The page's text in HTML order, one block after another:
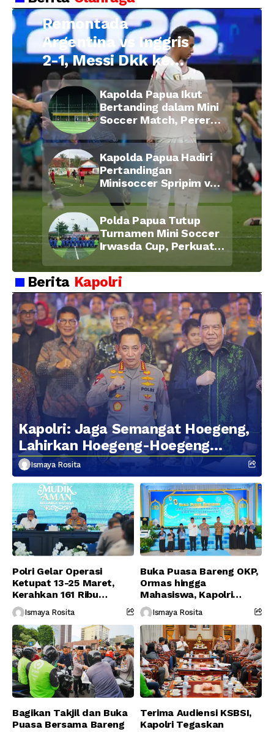
Remontada
Argentina vs Inggris
2-1, Messi Dkk ke
Final Piala Dunia
2026
Kapolda Papua Ikut
Bertanding dalam Mini
Soccer Match, Pererat
Kebersamaan Personel
di Bulan Ramadan
Kapolda Papua Hadiri
Pertandingan
Minisoccer Spripim vs
Bid Propam, Pererat
Soliditas dan
Kebersamaan Personel
Polda Papua Tutup
Turnamen Mini Soccer
Irwasda Cup, Perkuat
Kebersamaan Personel
Berita Kapolri
Kapolri: Jaga Semangat Hoegeng,
Lahirkan Hoegeng-Hoegeng
Berikutnya
Ismaya Rosita
Polri Gelar Operasi
Ketupat 13-25 Maret,
Kerahkan 161 Ribu
Personel Gabungan
Ismaya Rosita
Buka Puasa Bareng OKP,
Ormas hingga
Mahasiswa, Kapolri
Serukan Jaga
Persatuan-Dukung
Program Pemerintah
Ismaya Rosita
Bagikan Takjil dan Buka
Puasa Bersama Bareng
Terima Audiensi KSBSI,
Kapolri Tegaskan